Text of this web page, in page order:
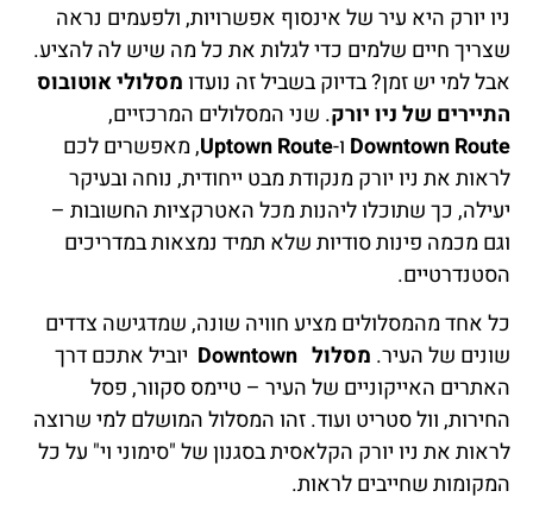
ניו יורק היא עיר של אינסוף אפשרויות, ולפעמים נראה
שצריך חיים שלמים כדי לגלות את כל מה שיש לה להציע.
אבל למי יש זמן? בדיוק בשביל זה נועדומסלולי אוטובוס
התיירים של ניו יורק. שני המסלולים המרכזיים,
Downtown Route ו-Uptown Route, מאפשרים לכם
לראות את ניו יורק מנקודת מבט ייחודית, נוחה ובעיקר
יעילה, כך שתוכלו ליהנות מכל האטרקציות החשובות –
וגם מכמה פינות סודיות שלא תמיד נמצאות במדריכים
הסטנדרטיים.
כל אחד מהמסלולים מציע חוויה שונה, שמדגישה צדדים
שונים של העיר. מסלול Downtown
יוביל אתכם דרך
האתרים האייקוניים של העיר – טיימס סקוור, פסל
החירות, וול סטריט ועוד. זהו המסלול המושלם למי שרוצה
לראות את ניו יורק הקלאסית בסגנון של "סימוני וי" על כל
המקומות שחייבים לראות.